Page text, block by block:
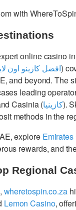
with
online casino
افضل كازينو اون)
and beyond. The
leading
Casinia (كازينيا).
methods in the
explore
rewards, and
Regional
wheretospin.co.za
Lemon Casino,